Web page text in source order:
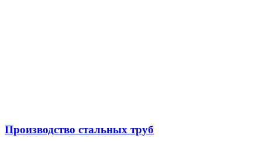
Производство стальных труб